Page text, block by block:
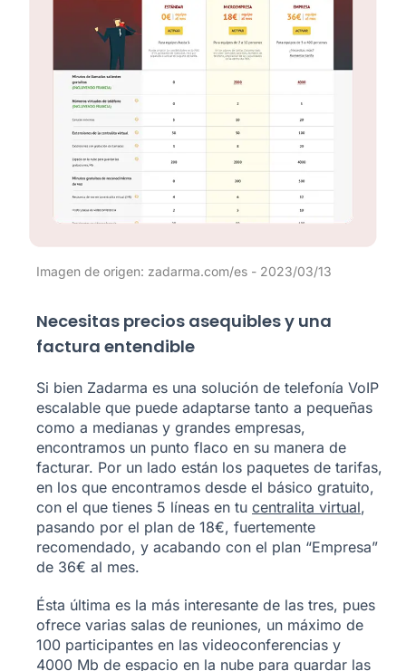
Necesitas precios asequibles y una
factura entendible
Si bien Zadarma es una solución de telefonía VoIP
escalable que puede adaptarse tanto a pequeñas
como a medianas y grandes empresas,
encontramos un punto flaco en su manera de
facturar. Por un lado están los paquetes de tarifas,
en los que encontramos desde el básico gratuito,
con el que tienes 5 líneas en tu centralita virtual,
pasando por el plan de 18€, fuertemente
recomendado, y acabando con el plan “Empresa”
de 36€ al mes.
Ésta última es la más interesante de las tres, pues
ofrece varias salas de reuniones, un máximo de
100 participantes en las videoconferencias y
4000 Mb de espacio en la nube para guardar las
Imagen de origen: zadarma.com/es - 2023/03/13